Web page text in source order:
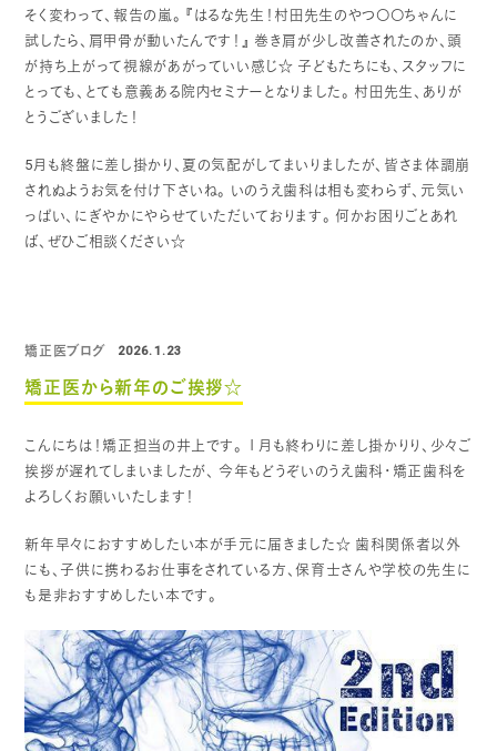
そく変わって、報告の嵐。 『はるな先生！村田先生のやつ〇〇ちゃんに
試したら、肩甲骨が動いたんです！』 巻き肩が少し改善されたのか、頭
が持ち上がって視線があがっていい感じ☆ 子どもたちにも、スタッフに
とっても、とても意義ある院内セミナーとなりました。 村田先生、ありが
とうございました！
5月も終盤に差し掛かり、夏の気配がしてまいりましたが、皆さま体調崩
されぬようお気を付け下さいね。 いのうえ歯科は相も変わらず、元気い
っぱい、にぎやかにやらせていただいております。 何かお困りごとあれ
ば、ぜひご相談ください☆
矯正医ブログ 2026.1.23
矯正医から新年のご挨拶☆
こんにちは！矯正担当の井上です。
１月も終わりに差し掛かりり、少々ご
挨拶が遅れてしまいましたが、 今年もどうぞいのうえ歯科・矯正歯科を
よろしくお願いいたします！
新年早々におすすめしたい本が手元に届きました☆ 歯科関係者以外
にも、子供に携わるお仕事をされている方、保育士さんや学校の先生に
も是非おすすめしたい本です。